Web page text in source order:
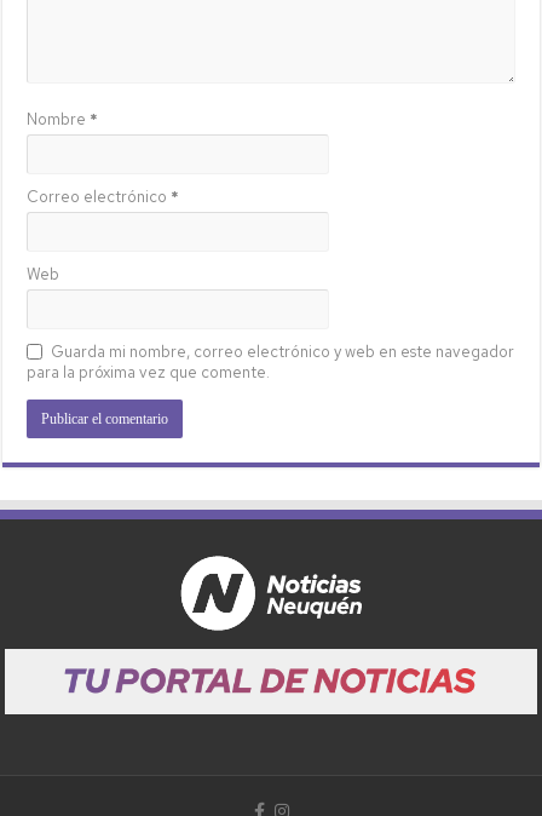
Nombre *
Correo electrónico *
Web
Guarda mi nombre, correo electrónico y web en este navegador
para la próxima vez que comente.